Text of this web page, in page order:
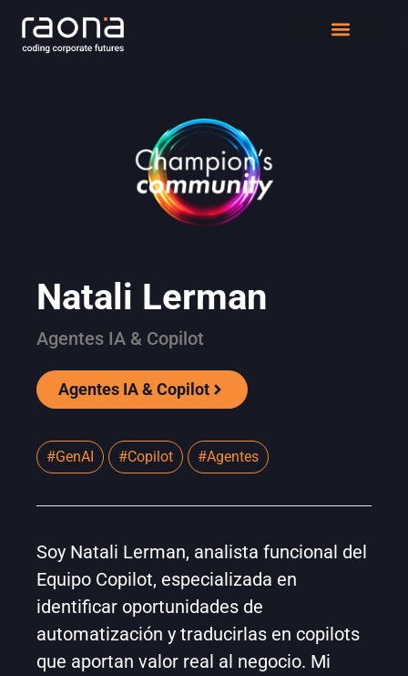
Natali Lerman
Agentes IA & Copilot
Agentes IA & Copilot
#GenAI​ #Copilot #Agentes
Soy Natali Lerman, analista funcional del
Equipo Copilot, especializada en
identificar oportunidades de
automatización y traducirlas en copilots
que aportan valor real al negocio. Mi